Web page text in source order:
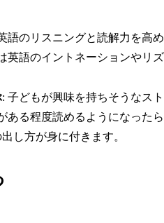
語のリスニングと読解力を高
英語のイントネーションやリ
: 子どもが興味を持ちそうなス
ある程度読めるようになった
し方が身に付きます。